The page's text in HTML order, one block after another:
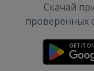
Скачай
проверенных